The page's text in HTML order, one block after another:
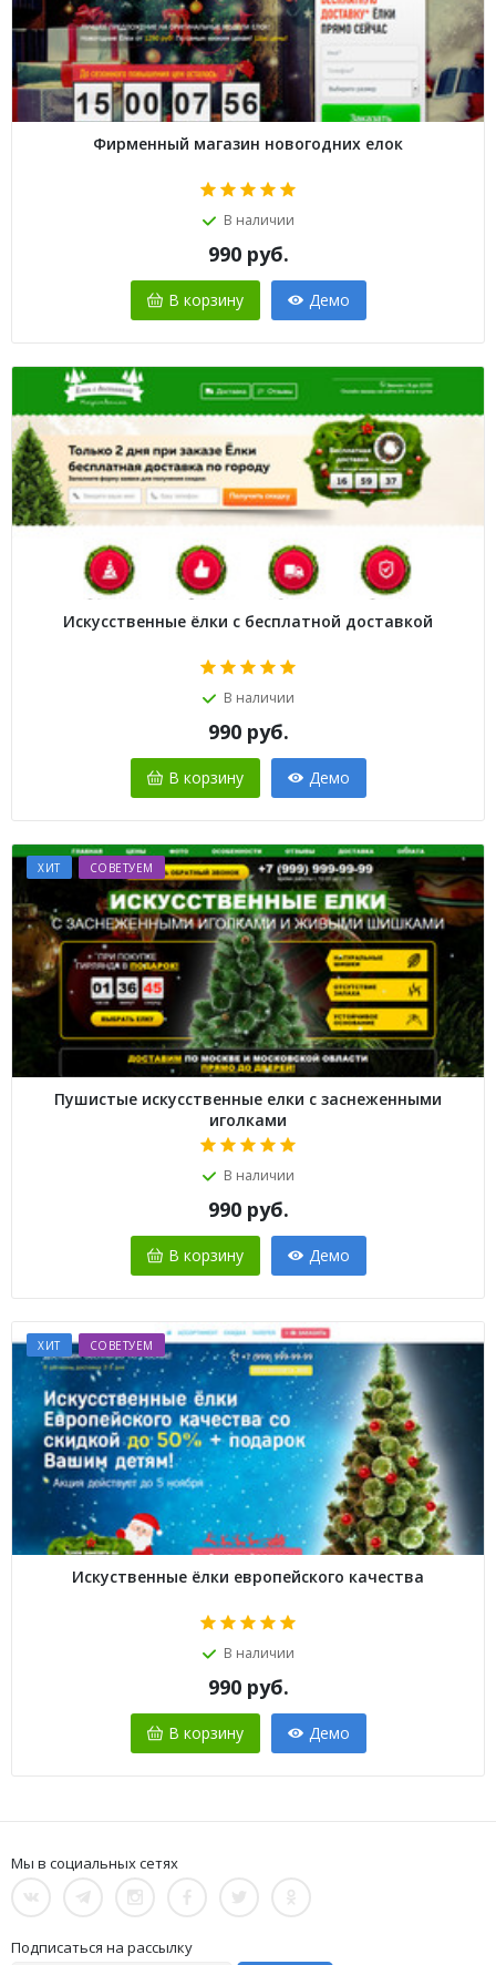
Фирменный магазин новогодних елок
В наличии
990 руб.
В корзину Демо
Искусственные ёлки с бесплатной доставкой
В наличии
990 руб.
В корзину Демо
ХИТ СОВЕТУЕМ
Пушистые искусственные елки с заснеженными
иголками
В наличии
990 руб.
В корзину Демо
ХИТ СОВЕТУЕМ
Искуственные ёлки европейского качества
В наличии
990 руб.
В корзину Демо
Мы в социальных сетях
Подписаться на рассылку